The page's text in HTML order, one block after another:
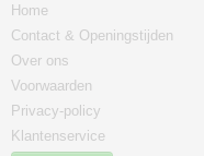
Home
Contact & Openingstijden
Over ons
Voorwaarden
Privacy-policy
Klantenservice